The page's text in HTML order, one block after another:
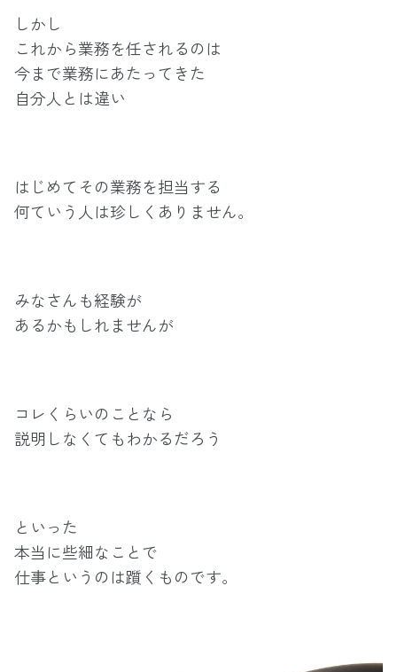
しかし
これから業務を任されるのは
今まで業務にあたってきた
自分人とは違い
はじめてその業務を担当する
何ていう人は珍しくありません。
みなさんも経験が
あるかもしれませんが
コレくらいのことなら
説明しなくてもわかるだろう
といった
本当に些細なことで
仕事というのは躓くものです。